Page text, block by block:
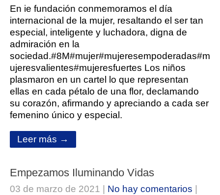
En ie fundación conmemoramos el día
internacional de la mujer, resaltando el ser tan
especial, inteligente y luchadora, digna de
admiración en la
sociedad.#8M#mujer#mujeresempoderadas#m
ujeresvalientes#mujeresfuertes Los niños
plasmaron en un cartel lo que representan
ellas en cada pétalo de una flor, declamando
su corazón, afirmando y apreciando a cada ser
femenino único y especial.
Leer más →
Empezamos Iluminando Vidas
03 de marzo de 2021 No hay comentarios